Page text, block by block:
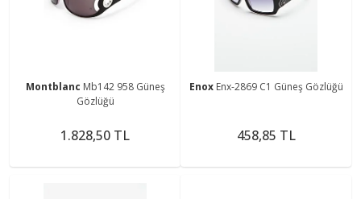
Montblanc Mb142 958 Güneş
Gözlüğü
1.828,50 TL
Enox Enx-2869 C1 Güneş Gözlüğü
458,85 TL